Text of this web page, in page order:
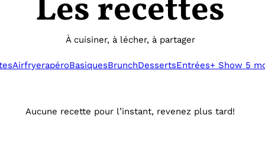
Les recettes
À cuisiner, à lécher, à partager
AirfryerapéroBasiquesBrunchDessertsEntrées+ Show 5
Aucune recette pour l’instant, revenez plus tard!